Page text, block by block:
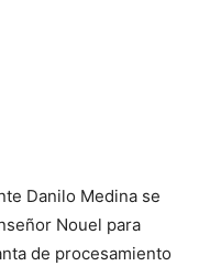
Danilo Medina se
Nouel para
de procesamiento